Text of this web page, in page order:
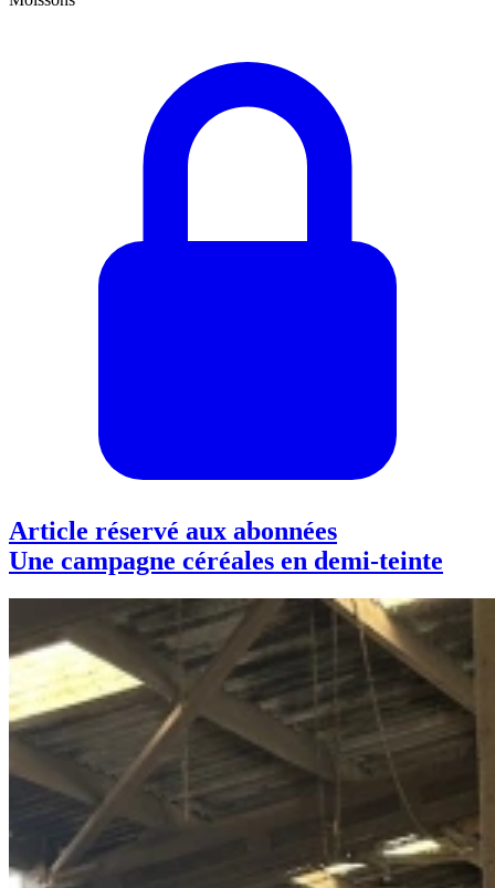
Article réservé aux abonnées
Une campagne céréales en demi-teinte